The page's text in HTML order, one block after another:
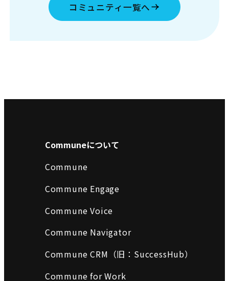
コミュニティ一覧へ
Communeについて
Commune
Commune Engage
Commune Voice
Commune Navigator
Commune CRM（旧：SuccessHub）
Commune for Work